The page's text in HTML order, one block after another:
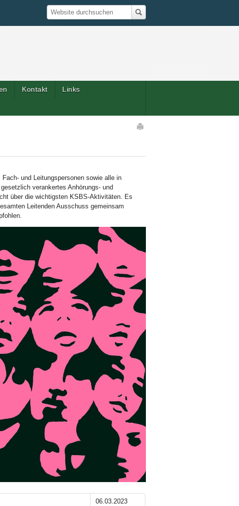
Suche
Website durchsuchen
Kontakt Links
und Leitungspersonen sowie alle in
verankertes Anhörungs- und
über die wichtigsten KSBS-Aktivitäten. Es
Leitenden Ausschuss gemeinsam
06.03.2023